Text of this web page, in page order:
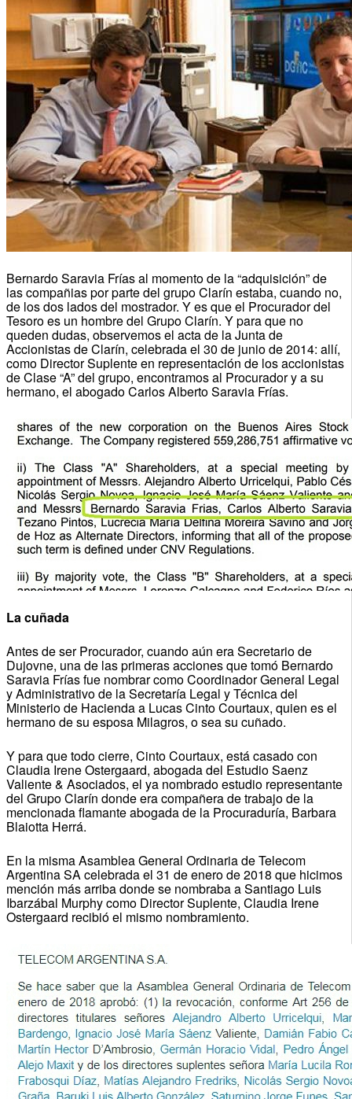
Bernardo Saravia Frías al momento de la “adquisición” de
las compañias por parte del grupo Clarín estaba, cuando no,
de los dos lados del mostrador. Y es que el Procurador del
Tesoro es un hombre del Grupo Clarín. Y para que no
queden dudas, observemos el acta de la Junta de
Accionistas de Clarín, celebrada el 30 de junio de 2014: allí,
como Director Suplente en representación de los accionistas
de Clase “A” del grupo, encontramos al Procurador y a su
hermano, el abogado Carlos Alberto Saravia Frías.
La cuñada
Antes de ser Procurador, cuando aún era Secretario de
Dujovne, una de las primeras acciones que tomó Bernardo
Saravia Frías fue nombrar como Coordinador General Legal
y Administrativo de la Secretaría Legal y Técnica del
Ministerio de Hacienda a Lucas Cinto Courtaux, quien es el
hermano de su esposa Milagros, o sea su cuñado.
Y para que todo cierre, Cinto Courtaux, está casado con
Claudia Irene Ostergaard, abogada del Estudio Saenz
Valiente & Asociados, el ya nombrado estudio representante
del Grupo Clarín donde era compañera de trabajo de la
mencionada flamante abogada de la Procuraduría, Barbara
Blaiotta Herrá.
En la misma Asamblea General Ordinaria de Telecom
Argentina SA celebrada el 31 de enero de 2018 que hicimos
mención más arriba donde se nombraba a Santiago Luis
Ibarzábal Murphy como Director Suplente, Claudia Irene
Ostergaard recibió el mismo nombramiento.